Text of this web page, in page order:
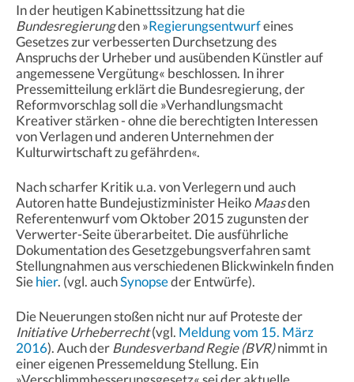
In der heutigen Kabinettssitzung hat die
Bundesregierungden »Regierungsentwurfeines
Gesetzes zur verbesserten Durchsetzung des
Anspruchs der Urheber und ausübenden Künstler auf
angemessene Vergütung« beschlossen. In ihrer
Pressemitteilung erklärt die Bundesregierung, der
Reformvorschlag soll die »Verhandlungsmacht
Kreativer stärken - ohne die berechtigten Interessen
von Verlagen und anderen Unternehmen der
Kulturwirtschaft zu gefährden«.
Nach scharfer Kritik u.a. von Verlegern und auch
Autoren hatte Bundejustizminister HeikoMaasden
Referentenwurf vom Oktober 2015 zugunsten der
Verwerter-Seite überarbeitet. Die ausführliche
Dokumentation des Gesetzgebungsverfahren samt
Stellungnahmen aus verschiedenen Blickwinkeln finden
Siehier. (vgl. auchSynopseder Entwürfe).
Die Neuerungen stoßen nicht nur auf Proteste der
Initiative Urheberrecht(vgl. Meldung vom 15. März
2016). Auch derBundesverband Regie (BVR)nimmt in
einer eigenen Pressemeldung Stellung. Ein